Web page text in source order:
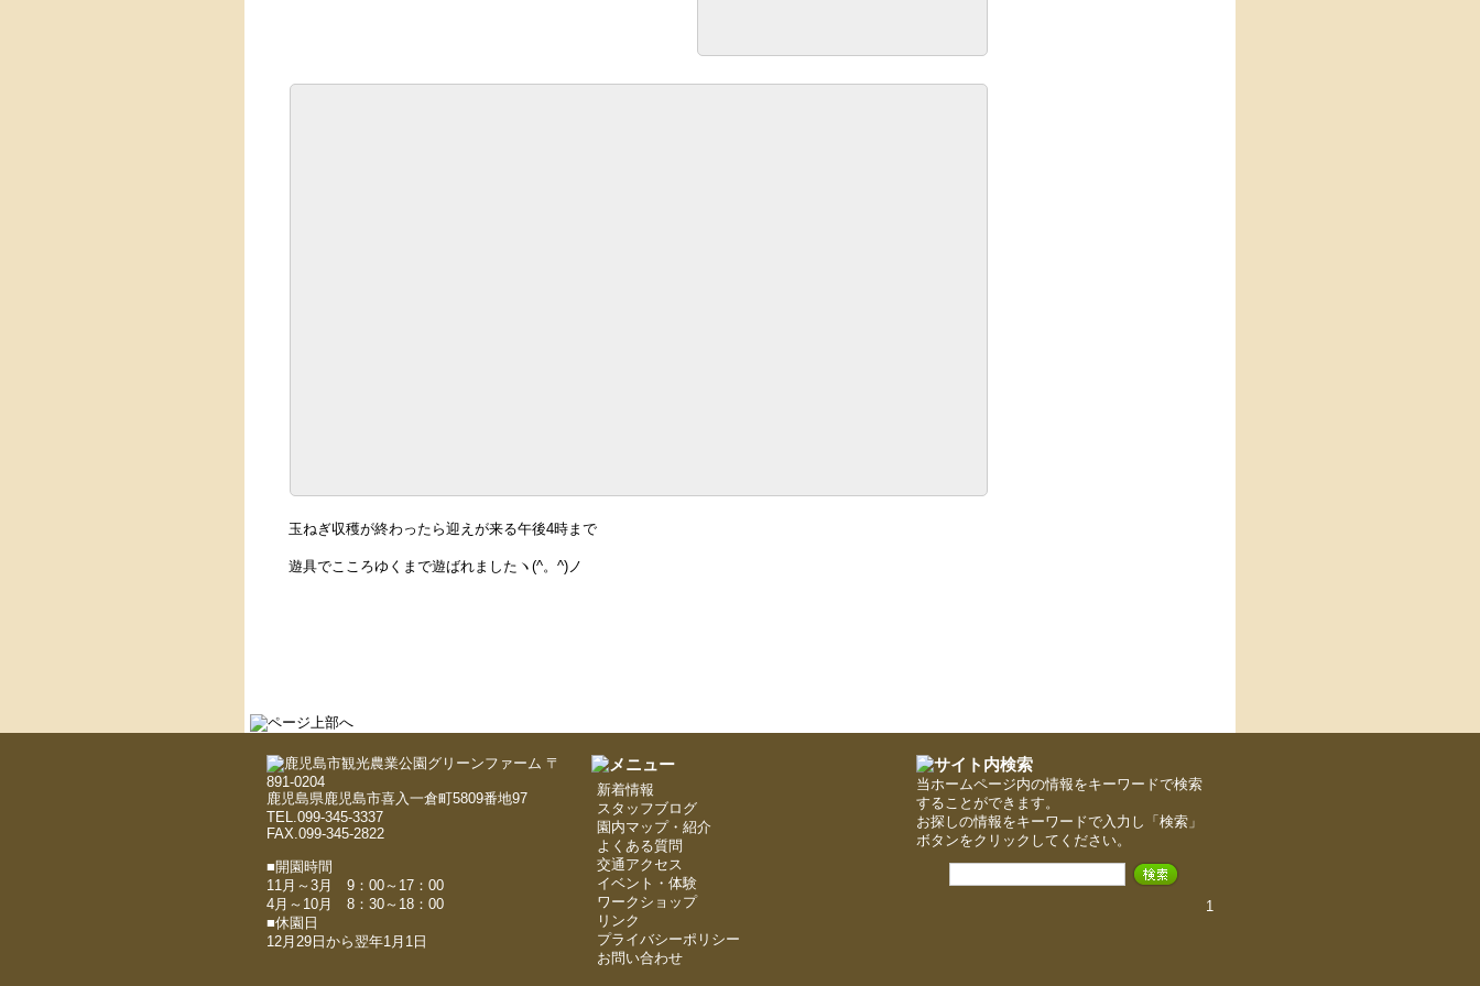
玉ねぎ収穫が終わったら迎えが来る午後4時まで
遊具でこころゆくまで遊ばれましたヽ(^。^)ノ
〒
891-0204
鹿児島県鹿児島市喜入一倉町5809番地97
TEL.099-345-3337
FAX.099-345-2822
■開園時間
11月～3月 9：00～17：00
4月～10月 8：30～18：00
■休園日
12月29日から翌年1月1日
新着情報
スタッフブログ
園内マップ・紹介
よくある質問
交通アクセス
イベント・体験
ワークショップ
リンク
プライバシーポリシー
お問い合わせ
当ホームページ内の情報をキーワードで検索
することができます。
お探しの情報をキーワードで入力し「検索」
ボタンをクリックしてください。
1